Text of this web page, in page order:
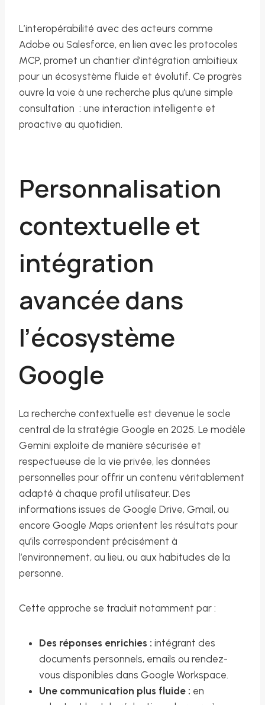
L’interopérabilité avec des acteurs comme
Adobe ou Salesforce, en lien avec les protocoles
MCP, promet un chantier d’intégration ambitieux
pour un écosystème fluide et évolutif. Ce progrès
ouvre la voie à une recherche plus qu’une simple
consultation : une interaction intelligente et
proactive au quotidien.
Personnalisation
contextuelle et
intégration
avancée dans
l’écosystème
Google
La recherche contextuelle est devenue le socle
central de la stratégie Google en 2025. Le modèle
Gemini exploite de manière sécurisée et
respectueuse de la vie privée, les données
personnelles pour offrir un contenu véritablement
adapté à chaque profil utilisateur. Des
informations issues de Google Drive, Gmail, ou
encore Google Maps orientent les résultats pour
qu’ils correspondent précisément à
l’environnement, au lieu, ou aux habitudes de la
personne.
Cette approche se traduit notamment par :
Des réponses enrichies : intégrant des
documents personnels, emails ou rendez-
vous disponibles dans Google Workspace.
Une communication plus fluide : en